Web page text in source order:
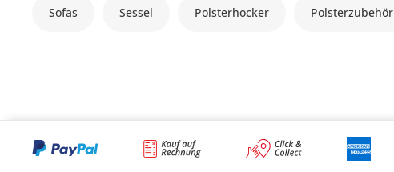
Sofas Sessel Polsterhocker Polsterzubehör